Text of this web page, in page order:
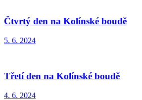
Čtvrtý den na Kolínské boudě
5. 6. 2024
Třetí den na Kolínské boudě
4. 6. 2024